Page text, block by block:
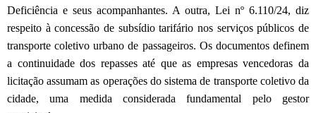
Deficiência e seus acompanhantes. A outra, Lei nº 6.110/24, diz
respeito à concessão de subsídio tarifário nos serviços públicos de
transporte coletivo urbano de passageiros. Os documentos definem
a continuidade dos repasses até que as empresas vencedoras da
licitação assumam as operações do sistema de transporte coletivo da
cidade, uma medida considerada fundamental pelo gestor